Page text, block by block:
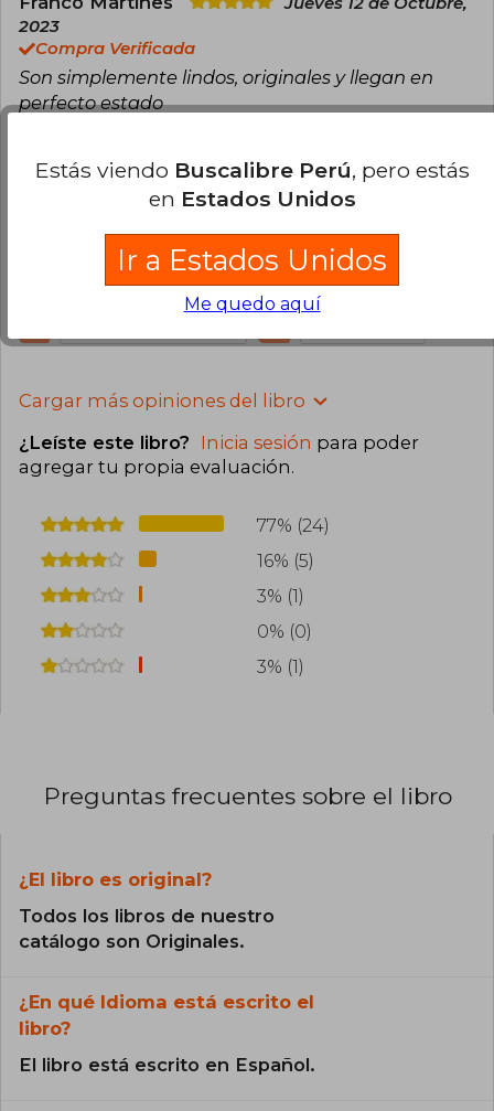
2023
Compra Verificada
Son simplemente lindos, originales y llegan en
perfecto estado
Gabriela Gabriela
Jueves 02 de
Noviembre, 2023
Compra Verificada
Me llegó en poco tiempo y muy bien empacado.
Cargar más opiniones del libro
¿Leíste este libro? Inicia sesión para poder
agregar tu propia evaluación.
77% (24)
16% (5)
3% (1)
0% (0)
3% (1)
Preguntas frecuentes sobre el libro
¿El libro es original?
Todos los libros de nuestro
catálogo son Originales.
¿En qué Idioma está escrito el
libro?
El libro está escrito en Español.
Estás viendo Buscalibre Perú, pero estás
en Estados Unidos
Ir a Estados Unidos
Me quedo aquí